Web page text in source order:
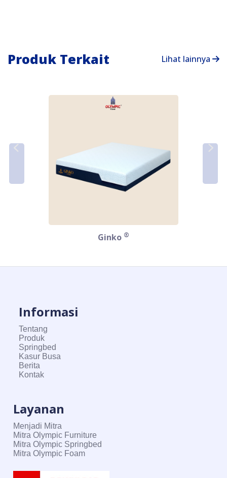
Produk Terkait Lihat lainnya
Ginko ®
Informasi
Tentang
Produk
Springbed
Kasur Busa
Berita
Kontak
Layanan
Menjadi Mitra
Mitra Olympic Furniture
Mitra Olympic Springbed
Mitra Olympic Foam